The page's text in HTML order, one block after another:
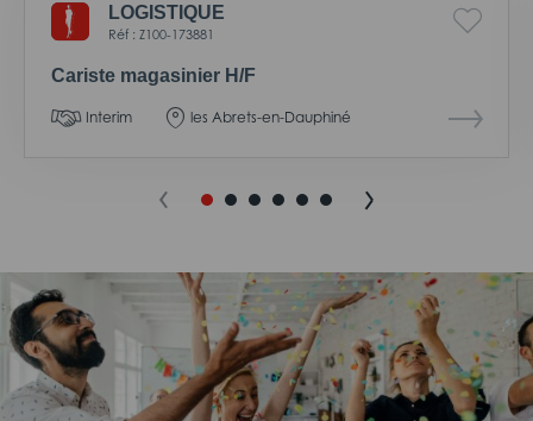
LOGISTIQUE
Réf : Z100-173881
Cariste magasinier H/F
Interim les Abrets-en-Dauphiné